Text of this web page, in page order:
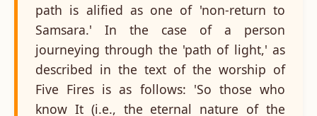
path is alified as one of 'non-return to
Samsara.' In the case of a person
journeying through the 'path of light,' as
described in the text of the worship of
Five Fires is as follows: 'So those who
know It (i.e., the eternal nature of the